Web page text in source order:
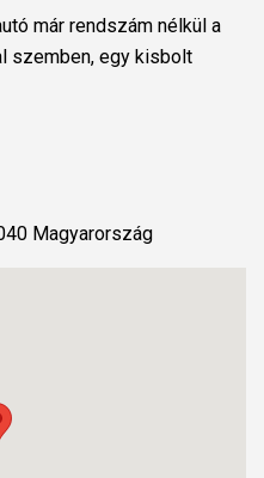
már rendszám nélkül a
szemben, egy kisbolt
Magyarország